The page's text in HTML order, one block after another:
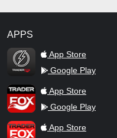
APPS
TraderFox Flash
App Store
Google Play
TraderFox AppApp Store
Google Play
TraderFox ProApp Store